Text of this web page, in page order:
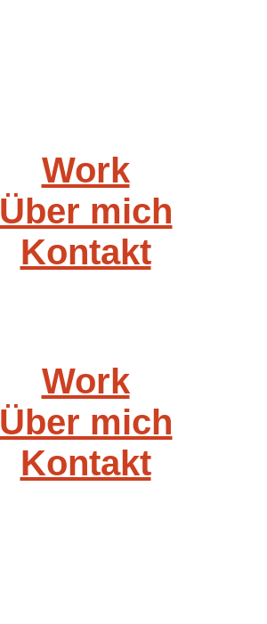
Work
Über mich
Kontakt
Work
Über mich
Kontakt